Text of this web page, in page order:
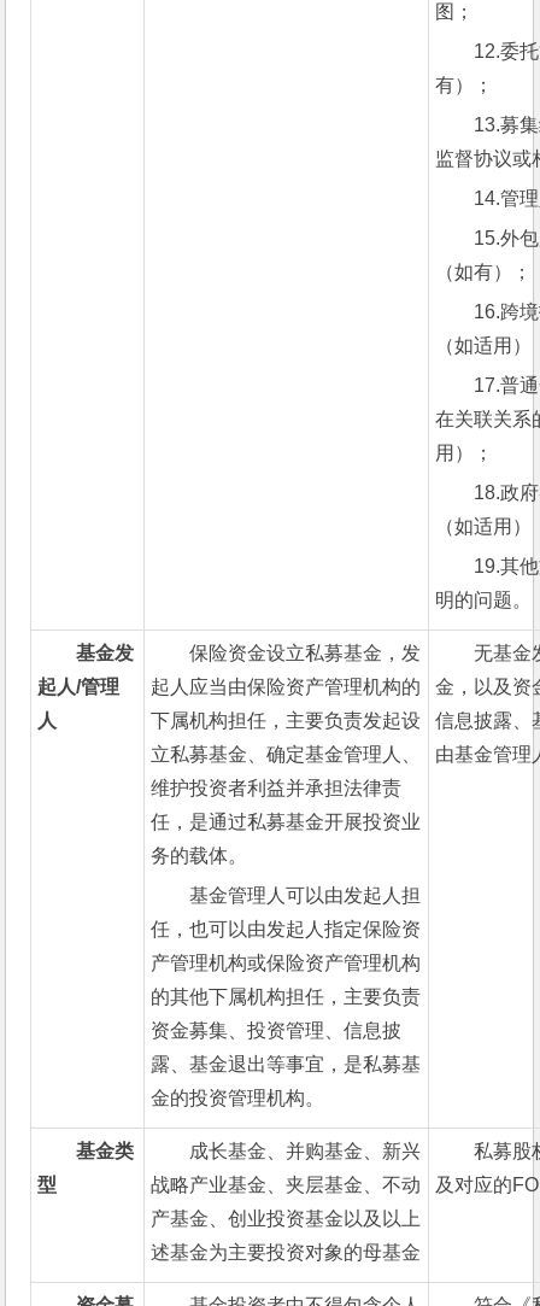
图；
12.委
有）；
13.募
监督协议或
14.管
15.外
（如有）；
16.跨
（如适用）
17.普
在关联关系
用）；
18.政
（如适用）
19.其
明的问题。
基金发
起人/管理
人
保险资金设立私募基金，发
起人应当由保险资产管理机构的
下属机构担任，主要负责发起设
立私募基金、确定基金管理人、
维护投资者利益并承担法律责
任，是通过私募基金开展投资业
务的载体。
基金管理人可以由发起人担
任，也可以由发起人指定保险资
产管理机构或保险资产管理机构
的其他下属机构担任，主要负责
资金募集、投资管理、信息披
露、基金退出等事宜，是私募基
金的投资管理机构。
无基金
金，以及资
信息披露、
由基金管理
基金类
型
成长基金、并购基金、新兴
战略产业基金、夹层基金、不动
产基金、创业投资基金以及以上
述基金为主要投资对象的母基金
私募股
及对应的